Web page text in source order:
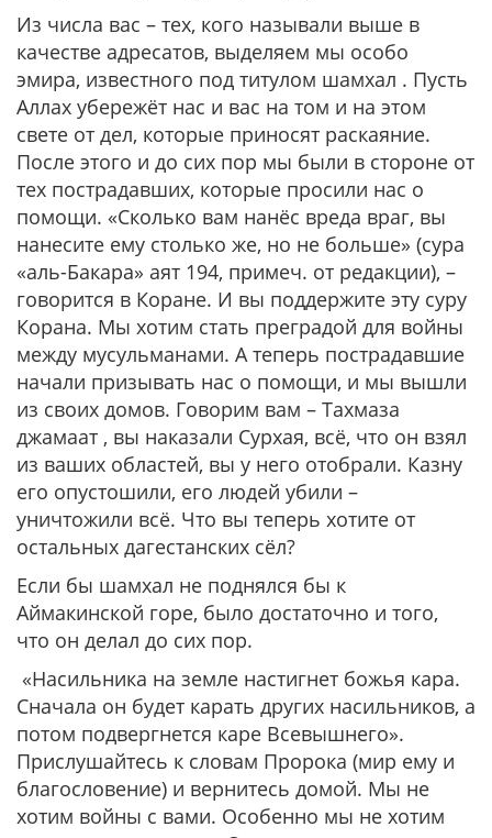
Из числа вас – тех, кого называли выше в
качестве адресатов, выделяем мы особо
эмира, известного под титулом шамхал . Пусть
Аллах убережёт нас и вас на том и на этом
свете от дел, которые приносят раскаяние.
После этого и до сих пор мы были в стороне от
тех пострадавших, которые просили нас о
помощи. «Сколько вам нанёс вреда враг, вы
нанесите ему столько же, но не больше» (сура
«аль-Бакара» аят 194, примеч. от редакции), –
говорится в Коране. И вы поддержите эту суру
Корана. Мы хотим стать преградой для войны
между мусульманами. А теперь пострадавшие
начали призывать нас о помощи, и мы вышли
из своих домов. Говорим вам – Тахмаза
джамаат , вы наказали Сурхая, всё, что он взял
из ваших областей, вы у него отобрали. Казну
его опустошили, его людей убили –
уничтожили всё. Что вы теперь хотите от
остальных дагестанских сёл?
Если бы шамхал не поднялся бы к
Аймакинской горе, было достаточно и того,
что он делал до сих пор.
«Насильника на земле настигнет божья кара.
Сначала он будет карать других насильников, а
потом подвергнется каре Всевышнего».
Прислушайтесь к словам Пророка (мир ему и
благословение) и вернитесь домой. Мы не
хотим войны с вами. Особенно мы не хотим